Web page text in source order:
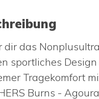
dir das
sportliches
Tragekomfort
Burns -